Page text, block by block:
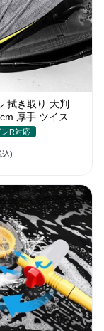
拭き取り 大判
厚手 ツイスト
た吸水性 コーラ
ンR対応
込)